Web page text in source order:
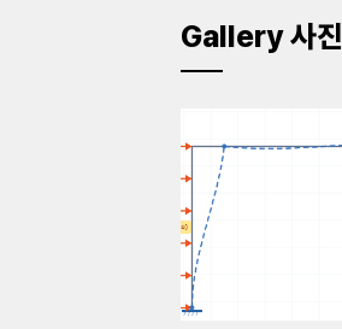
Gallery 사진